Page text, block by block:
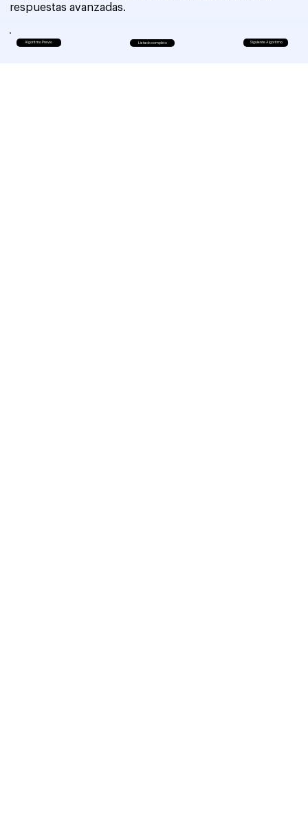
Algoritmo Previo Listado completo Siguiente Algoritmo
respuestas avanzadas.